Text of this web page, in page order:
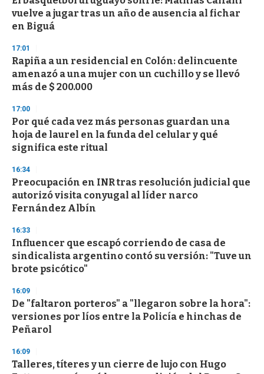
c
o
n
vuelve a jugar tras un año de ausencia al fichar
en Biguá
17:01
Rapiña a un residencial en Colón: delincuente
amenazó a una mujer con un cuchillo y se llevó
más de $ 200.000
17:00
Por qué cada vez más personas guardan una
hoja de laurel en la funda del celular y qué
significa este ritual
16:34
Preocupación en INR tras resolución judicial que
autorizó visita conyugal al líder narco
Fernández Albín
16:33
Influencer que escapó corriendo de casa de
sindicalista argentino contó su versión: "Tuve un
brote psicótico"
16:09
De "faltaron porteros" a "llegaron sobre la hora":
versiones por líos entre la Policía e hinchas de
Peñarol
16:09
Talleres, títeres y un cierre de lujo con Hugo